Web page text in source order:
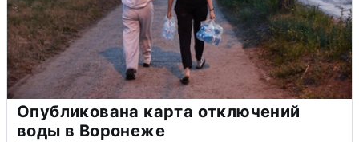
Опубликована карта отключений
воды в Воронеже